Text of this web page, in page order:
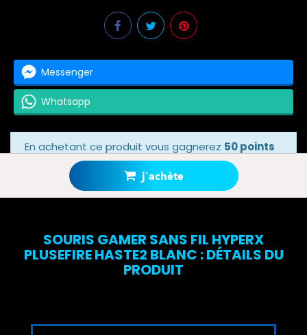
j'achète
Messenger
Whatsapp
En achetant ce produit vous gagnerez 50 points
grâce à notre programme de fidélité.
Votre panier totalisera50 points bonus
SOURIS GAMER SANS FIL HYPERX
PLUSEFIRE HASTE2 BLANC : DÉTAILS DU
PRODUIT